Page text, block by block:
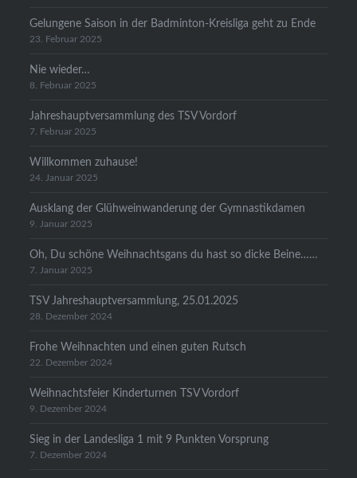
Gelungene Saison in der Badminton-Kreisliga geht zu Ende
23. Februar 2025
Nie wieder…
8. Februar 2025
Jahreshauptversammlung des TSV Vordorf
7. Februar 2025
Willkommen zuhause!
24. Januar 2025
Ausklang der Glühweinwanderung der Gymnastikdamen
9. Januar 2025
Oh, Du schöne Weihnachtsgans du hast so dicke Beine……
7. Januar 2025
TSV Jahreshauptversammlung, 25.01.2025
28. Dezember 2024
Frohe Weihnachten und einen guten Rutsch
22. Dezember 2024
Weihnachtsfeier Kinderturnen TSV Vordorf
9. Dezember 2024
Sieg in der Landesliga 1 mit 9 Punkten Vorsprung
7. Dezember 2024